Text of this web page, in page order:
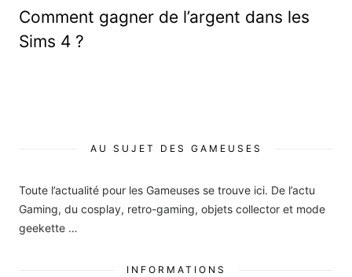
Comment gagner de l’argent dans les
Sims 4 ?
AU SUJET DES GAMEUSES
Toute l’actualité pour les Gameuses se trouve ici. De l’actu
Gaming, du cosplay, retro-gaming, objets collector et mode
geekette …
INFORMATIONS